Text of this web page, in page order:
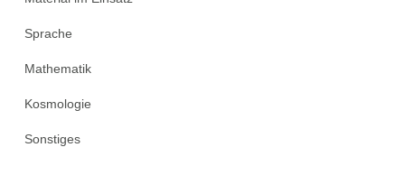
Sprache
Mathematik
Kosmologie
Sonstiges